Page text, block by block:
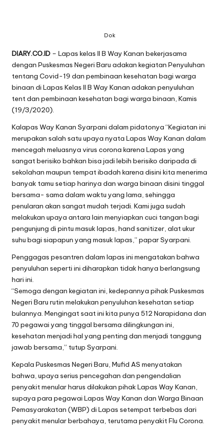
Dok
DIARY.CO.ID – Lapas kelas ll B Way Kanan bekerjasama
dengan Puskesmas Negeri Baru adakan kegiatan Penyuluhan
tentang Covid-19 dan pembinaan kesehatan bagi warga
binaan di Lapas Kelas II B Way Kanan adakan penyuluhan
tent dan pembinaan kesehatan bagi warga binaan, Kamis
(19/3/2020).
Kalapas Way Kanan Syarpani dalam pidatonya “Kegiatan ini
merupakan salah satu upaya nyata Lapas Way Kanan dalam
mencegah meluasnya virus corona karena Lapas yang
sangat berisiko bahkan bisa jadi lebih berisiko daripada di
sekolahan maupun tempat ibadah karena disini kita menerima
banyak tamu setiap harinya dan warga binaan disini tinggal
bersama- sama dalam waktu yang lama, sehingga
penularan akan sangat mudah terjadi. Kami juga sudah
melakukan upaya antara lain menyiapkan cuci tangan bagi
pengunjung di pintu masuk lapas, hand sanitizer, alat ukur
suhu bagi siapapun yang masuk lapas,” papar Syarpani.
Penggagas pesantren dalam lapas ini mengatakan bahwa
penyuluhan seperti ini diharapkan tidak hanya berlangsung
hari ini.
“Semoga dengan kegiatan ini, kedepannya pihak Puskesmas
Negeri Baru rutin melakukan penyuluhan kesehatan setiap
bulannya. Mengingat saat ini kita punya 512 Narapidana dan
70 pegawai yang tinggal bersama dilingkungan ini,
kesehatan menjadi hal yang penting dan menjadi tanggung
jawab bersama,” tutup Syarpani.
Kepala Puskesmas Negeri Baru, Mufid AS menyatakan
bahwa, upaya serius pencegahan dan pengendalian
penyakit menular harus dilakukan pihak Lapas Way Kanan,
supaya para pegawai Lapas Way Kanan dan Warga Binaan
Pemasyarakatan (WBP) di Lapas setempat terbebas dari
penyakit menular berbahaya, terutama penyakit Flu Corona.